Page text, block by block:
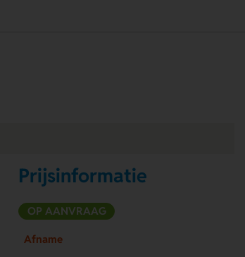
Prijsinformatie
OP AANVRAAG
Afname